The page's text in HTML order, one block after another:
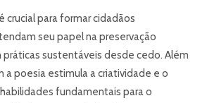
crucial para formar cidadãos
seu papel na preservação
sustentáveis desde cedo. Além
a poesia estimula a criatividade e o
fundamentais para o